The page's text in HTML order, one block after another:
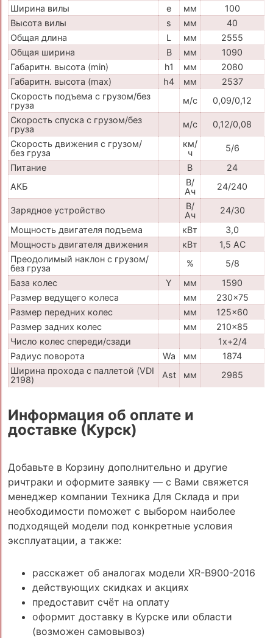
Ширина вилы e мм
100
Высота вилы
s мм
40
Общая длина
L мм
2555
Общая ширина
B мм
1090
Габаритн. высота (min)
h1 мм
2080
Габаритн. высота (max)
h4 мм
2537
Скорость подъема с грузом/без
груза
м/с
0,09/0,12
Скорость спуска с грузом/без
груза
м/с
0,12/0,08
Скорость движения с грузом/
без груза
км/
ч
5/6
Питание
В
24
АКБ
В/
Ач
24/240
Зарядное устройство
В/
Ач
24/30
Мощность двигателя подъема
кВт
3,0
Мощность двигателя движения
кВт
1,5 АС
Преодолимый наклон с грузом/
без груза
%
5/8
База колес
Y мм
1590
Размер ведущего колеса
мм
230x75
Размер передних колес
мм
125x60
Размер задних колес
мм
210x85
Число колес спереди/сзади
1x+2/4
Радиус поворота
Wa мм
1874
Ширина прохода с паллетой (VDI
2198)
Ast мм 2985
Информация об оплате и
доставке (Курск)
Добавьте в Корзину дополнительно и другие
ричтраки и оформите заявку — с Вами свяжется
менеджер компании Техника Для Склада и при
необходимости поможет с выбором наиболее
подходящей модели под конкретные условия
эксплуатации, а также:
расскажет об аналогах модели XR-B900-2016
действующих скидках и акциях
предоставит счёт на оплату
оформит доставку в Курске или области
(возможен самовывоз)